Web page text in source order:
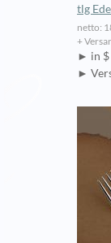
tlg
netto:
+
► in $
►